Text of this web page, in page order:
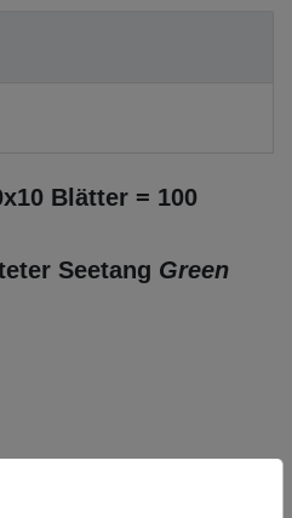
Blätter = 100
Seetang Green